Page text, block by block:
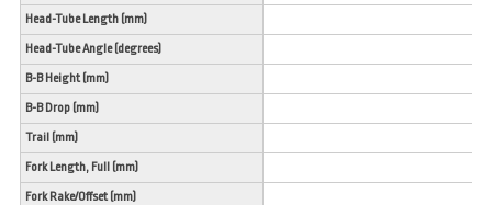
Head-Tube Length (mm)
Head-Tube Angle (degrees)
B-B Height (mm)
B-B Drop (mm)
Trail (mm)
Fork Length, Full (mm)
Fork Rake/Offset (mm)